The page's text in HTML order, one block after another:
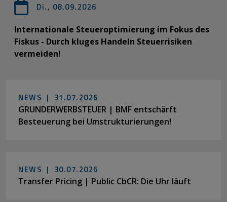
Di., 08.09.2026
Internationale Steueroptimierung im Fokus des
Fiskus - Durch kluges Handeln Steuerrisiken
vermeiden!
NEWS | 31.07.2026
GRUNDERWERBSTEUER | BMF entschärft
Besteuerung bei Umstrukturierungen!
NEWS | 30.07.2026
Transfer Pricing | Public CbCR: Die Uhr läuft